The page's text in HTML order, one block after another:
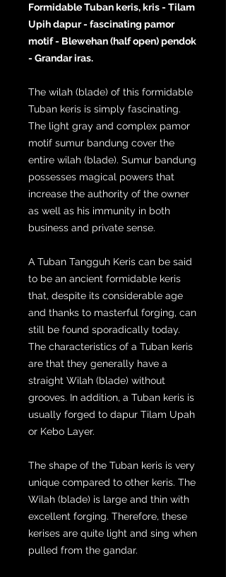
Formidable Tuban keris, kris - Tilam
Upih dapur - fascinating pamor
motif - Blewehan (half open) pendok
- Grandar iras.
The wilah (blade) of this formidable
Tuban keris is simply fascinating.
The light gray and complex pamor
motif sumur bandung cover the
entire wilah (blade). Sumur bandung
possesses magical powers that
increase the authority of the owner
as well as his immunity in both
business and private sense.
A Tuban Tangguh Keris can be said
to be an ancient formidable keris
that, despite its considerable age
and thanks to masterful forging, can
still be found sporadically today.
The characteristics of a Tuban keris
are that they generally have a
straight Wilah (blade) without
grooves. In addition, a Tuban keris is
usually forged to dapur Tilam Upah
or Kebo Layer.
The shape of the Tuban keris is very
unique compared to other keris. The
Wilah (blade) is large and thin with
excellent forging. Therefore, these
kerises are quite light and sing when
pulled from the gandar.